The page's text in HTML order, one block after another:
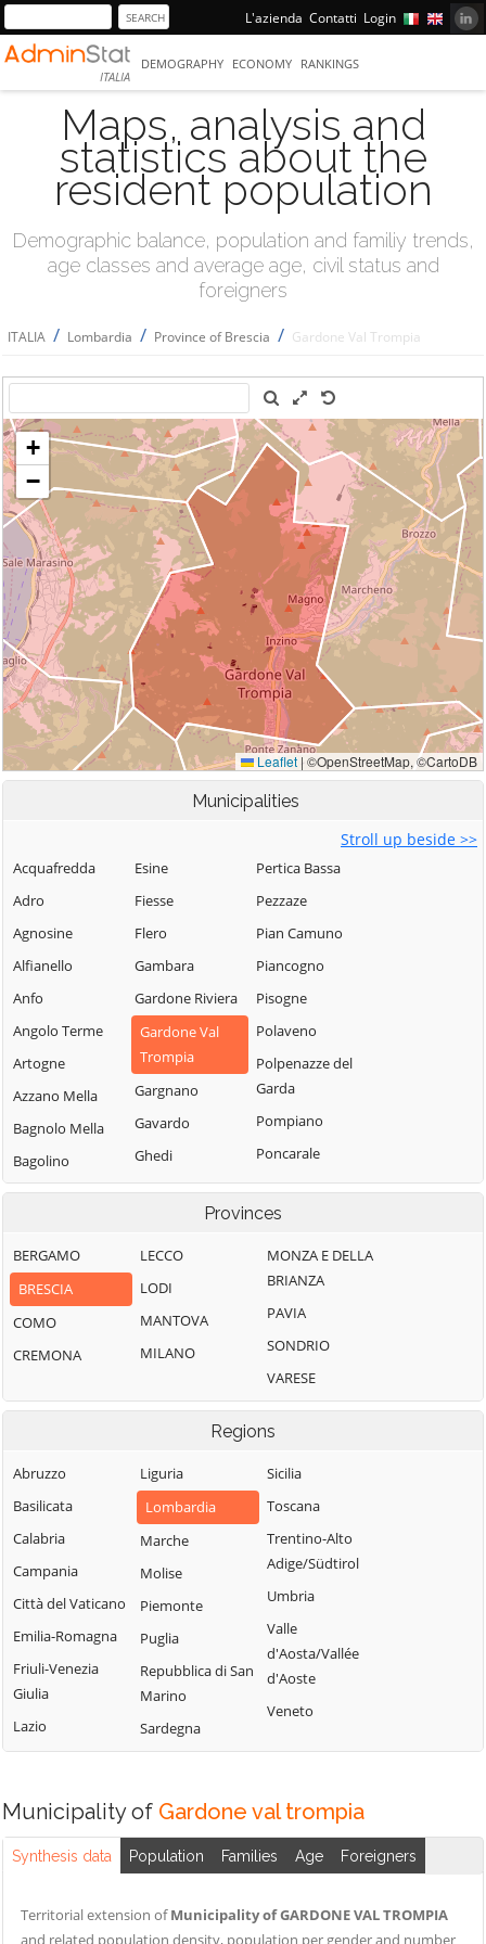
L'azienda Contatti Login
ITALIA
DEMOGRAPHY ECONOMY RANKINGS
Maps, analysis and
statistics about the
resident population
Demographic balance, population and familiy trends,
age classes and average age, civil status and
foreigners
ITALIA / Lombardia / Province of Brescia / Gardone Val Trompia
Municipalities
Stroll up beside >>
Acquafredda
Adro
Agnosine
Alfianello
Anfo
Angolo Terme
Artogne
Azzano Mella
Bagnolo Mella
Bagolino
Barbariga
Bassano
Bresciano
Bedizzole
Berlingo
Berzo Inferiore
Bione
Borgo San
Giacomo
Borgosatollo
Borno
Botticino
Bovegno
Bovezzo
Brandico
Brione
Calcinato
Esine
Fiesse
Flero
Gambara
Gardone Riviera
Gardone Val
Trompia
Gargnano
Gavardo
Ghedi
Gianico
Gottolengo
Gussago
Idro
Incudine
Irma
Isorella
Leno
Limone sul Garda
Lodrino
Lograto
Lonato del Garda
Longhena
Losine
Lumezzane
Magasa
Mairano
Malegno
Manerba del
Pertica Bassa
Pezzaze
Pian Camuno
Piancogno
Pisogne
Polaveno
Polpenazze del
Garda
Pompiano
Poncarale
Ponte di Legno
Pontevico
Pontoglio
Pozzolengo
Pralboino
Preseglie
Prevalle
Provaglio d'Iseo
Sabbia
Puegnago del
Garda
Quinzano d'Oglio
Remedello
Rezzato
Roccafranca
Roncadelle
Rudiano
Sabbio Chiese
Salò
Provinces
BERGAMO
BRESCIA
COMO
CREMONA
LECCO
LODI
MANTOVA
MILANO
MONZA E DELLA
BRIANZA
PAVIA
SONDRIO
VARESE
Regions
Abruzzo
Basilicata
Calabria
Campania
Città del Vaticano
Emilia-Romagna
Friuli-Venezia
Giulia
Lazio
Liguria
Lombardia
Marche
Molise
Piemonte
Puglia
Repubblica di San
Marino
Sardegna
Sicilia
Toscana
Trentino-Alto
Adige/Südtirol
Umbria
Valle
d'Aosta/Vallée
d'Aoste
Veneto
Municipality of Gardone val trompia
Synthesis data Population Families Age Foreigners
Territorial extension ofMunicipality of GARDONE VAL TROMPIA
and related population density, population per gender and number